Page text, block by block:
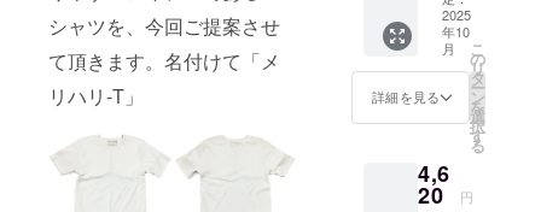
シャツを、今回ご提案させ
て頂きます。名付けて「メ
リハリ-T」
Fのお得
な価格
となり
ます。
※ご要望
のサイ
ズをお
ださ
い。
2025
年10
月
詳細を見る
こ
の
リ
タ
ー
ン
を
選
択
す
る
4,6
20 円